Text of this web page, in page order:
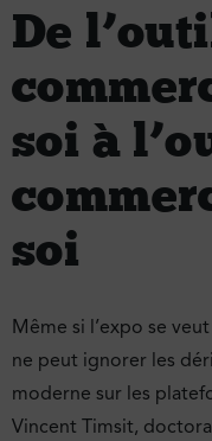
De
soi à
soi
Même si l’expo se
ne peut ignorer les
moderne sur les
Vincent Timsit,